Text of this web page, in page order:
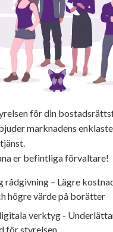
för din
marknadens enklaste
er befintliga förvaltare!
rådgivning – Lägre
högre värde på borätter
verktyg -
för styrelsen